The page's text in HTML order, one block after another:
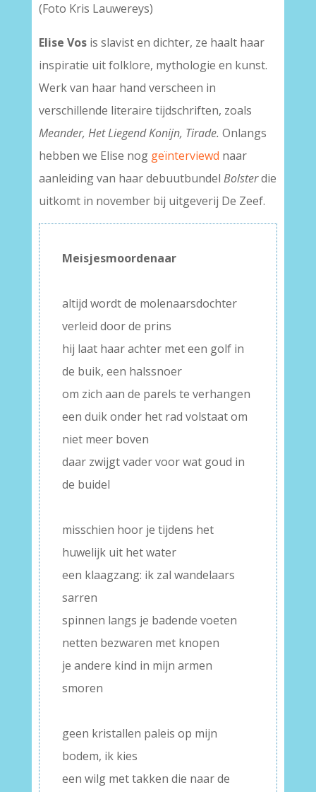
(Foto Kris Lauwereys)
Elise Vos is slavist en dichter, ze haalt haar
inspiratie uit folklore, mythologie en kunst.
Werk van haar hand verscheen in
verschillende literaire tijdschriften, zoals
Meander, Het Liegend Konijn, Tirade. Onlangs
hebben we Elise nog geïnterviewd naar
aanleiding van haar debuutbundel Bolsterdie
uitkomt in november bij uitgeverij De Zeef.
Meisjesmoordenaar
altijd wordt de molenaarsdochter
verleid door de prins
hij laat haar achter met een golf in
de buik, een halssnoer
om zich aan de parels te verhangen
een duik onder het rad volstaat om
niet meer boven
daar zwijgt vader voor wat goud in
de buidel
misschien hoor je tijdens het
huwelijk uit het water
een klaagzang: ik zal wandelaars
sarren
spinnen langs je badende voeten
netten bezwaren met knopen
je andere kind in mijn armen
smoren
geen kristallen paleis op mijn
bodem, ik kies
een wilg met takken die naar de